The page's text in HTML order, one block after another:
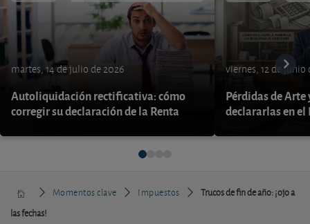
martes, 14 de julio de 2026
Autoliquidación rectificativa: cómo
corregir su declaración de la Renta
viernes, 12 de junio
Pérdidas de
declararlas en el
Momentos clave Impuestos
Trucos de fin de año: ¡ojo a
las fechas!